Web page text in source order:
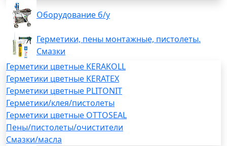
Оборудование б/у
Герметики, пены монтажные, пистолеты.
Смазки
Герметики цветные KERAKOLL
Герметики цветные KERATEX
Герметики цветные PLITONIT
Герметики/клея/пистолеты
Герметики цветные OTTOSEAL
Пены/пистолеты/очистители
Смазки/масла